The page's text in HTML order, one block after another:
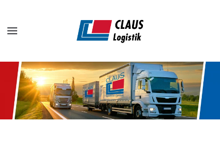
Zum Hauptinhalt springen